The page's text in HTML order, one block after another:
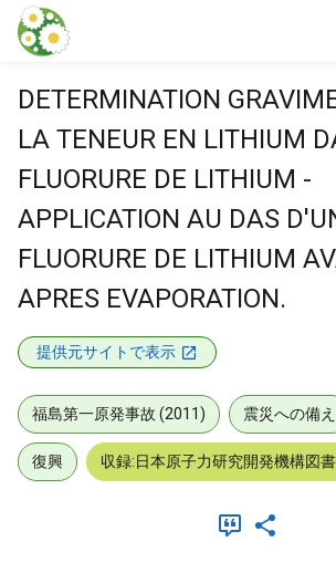
本文に飛ぶ
DETERMINATION
LA TENEUR EN LITHIUM
FLUORURE DE LITHIUM -
APPLICATION AU DAS
FLUORURE DE LITHIUM
APRES EVAPORATION.
提供元サイトで表示
福島第一原発事故 (2011) 震災への備え
復興 収録:日本原子力研究開発機構図